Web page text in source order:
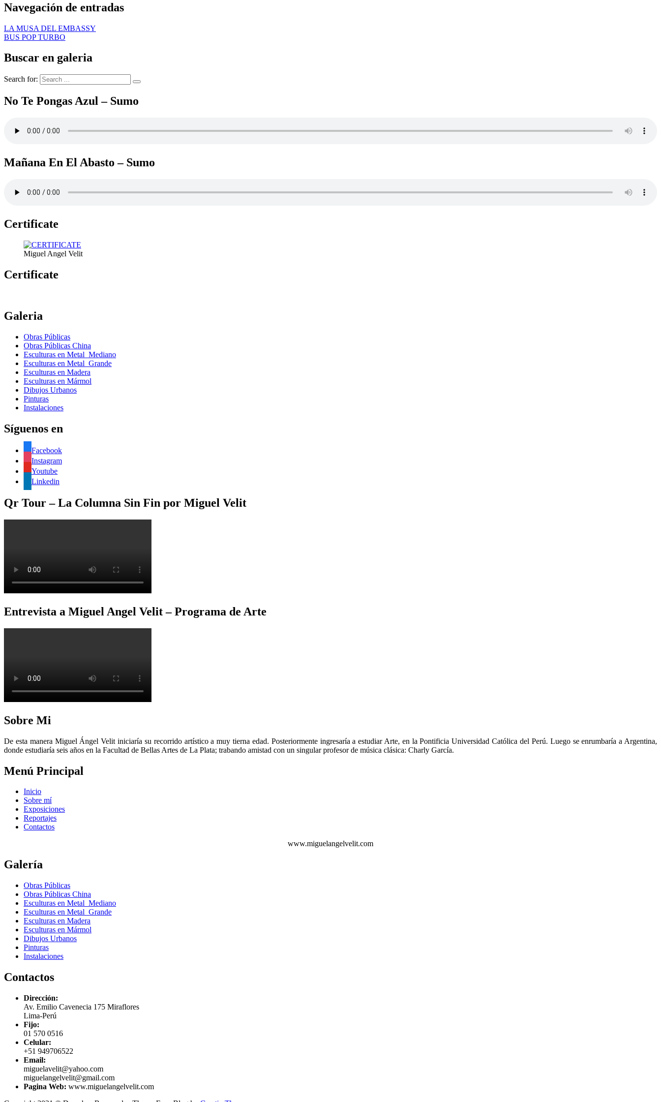
Navegación de entradas
LA MUSA DEL EMBASSY
BUS POP TURBO
Buscar en galeria
Search for:
No Te Pongas Azul – Sumo
Mañana En El Abasto – Sumo
Certificate
Miguel Angel Velit
Certificate
Galeria
Obras Públicas
Obras Públicas China
Esculturas en Metal Mediano
Esculturas en Metal Grande
Esculturas en Madera
Esculturas en Mármol
Dibujos Urbanos
Pinturas
Instalaciones
Síguenos en
Facebook
Instagram
Youtube
Linkedin
Qr Tour – La Columna Sin Fin por Miguel Velit
Entrevista a Miguel Angel Velit – Programa de Arte
Sobre Mi
De esta manera Miguel Ángel Velit iniciaría su recorrido artístico a muy tierna edad. Posteriormente ingresaría a estudiar Arte, en la Pontificia Universidad Católica del Perú. Luego se enrumbaría a Argentina,
donde estudiaría seis años en la Facultad de Bellas Artes de La Plata; trabando amistad con un singular profesor de música clásica: Charly García.
Menú Principal
Inicio
Sobre mí
Exposiciones
Reportajes
Contactos
www.miguelangelvelit.com
Galería
Obras Públicas
Obras Públicas China
Esculturas en Metal Mediano
Esculturas en Metal Grande
Esculturas en Madera
Esculturas en Mármol
Dibujos Urbanos
Pinturas
Instalaciones
Contactos
Dirección:
Av. Emilio Cavenecia 175 Miraflores
Lima-Perú
Fijo:
01 570 0516
Celular:
+51 949706522
Email:
miguelavelit@yahoo.com
miguelangelvelit@gmail.com
Pagina Web: www.miguelangelvelit.com